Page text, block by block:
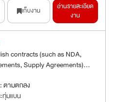
เก็บงาน
อ่านรายละเอียด
งาน
contracts (such as NDA,
Supply Agreements)...
ตามตกลง
ทุ่มแบน